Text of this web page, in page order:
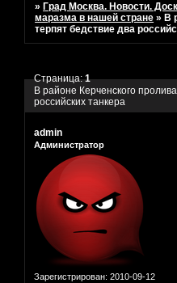
» Град Москва. Новости.
маразма в нашей стране » В
терпят бедствие два
В районе Керченского
российских танкера
Страница:1
admin
Администратор
Зарегистрирован: 2010-09-12